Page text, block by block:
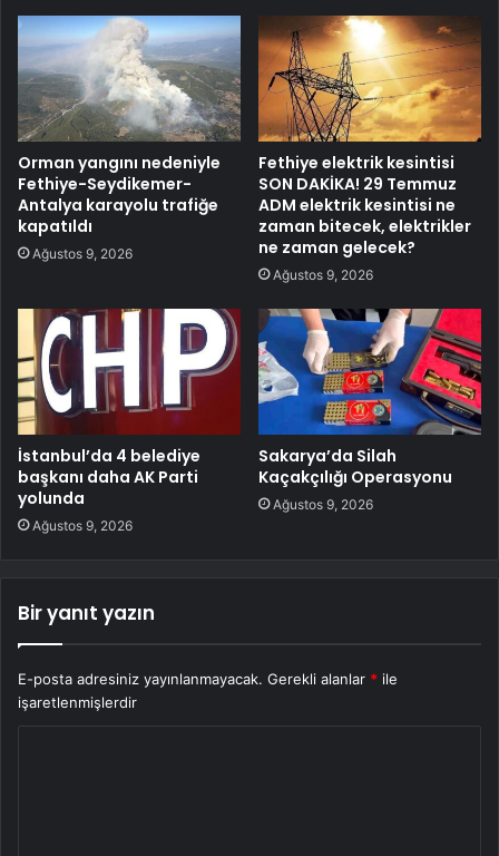
Orman yangını nedeniyle
Fethiye-Seydikemer-
Antalya karayolu trafiğe
kapatıldı
Ağustos 9, 2026
Fethiye elektrik kesintisi
SON DAKİKA! 29 Temmuz
ADM elektrik kesintisi ne
zaman bitecek, elektrikler
ne zaman gelecek?
Ağustos 9, 2026
İstanbul’da 4 belediye
başkanı daha AK Parti
yolunda
Ağustos 9, 2026
Sakarya’da Silah
Kaçakçılığı Operasyonu
Ağustos 9, 2026
Bir yanıt yazın
E-posta adresiniz yayınlanmayacak. Gerekli alanlar * ile
işaretlenmişlerdir